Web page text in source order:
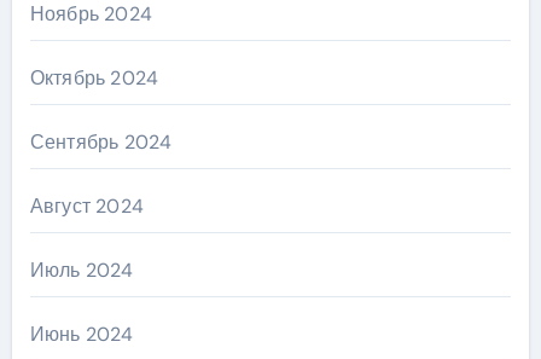
Ноябрь 2024
Октябрь 2024
Сентябрь 2024
Август 2024
Июль 2024
Июнь 2024